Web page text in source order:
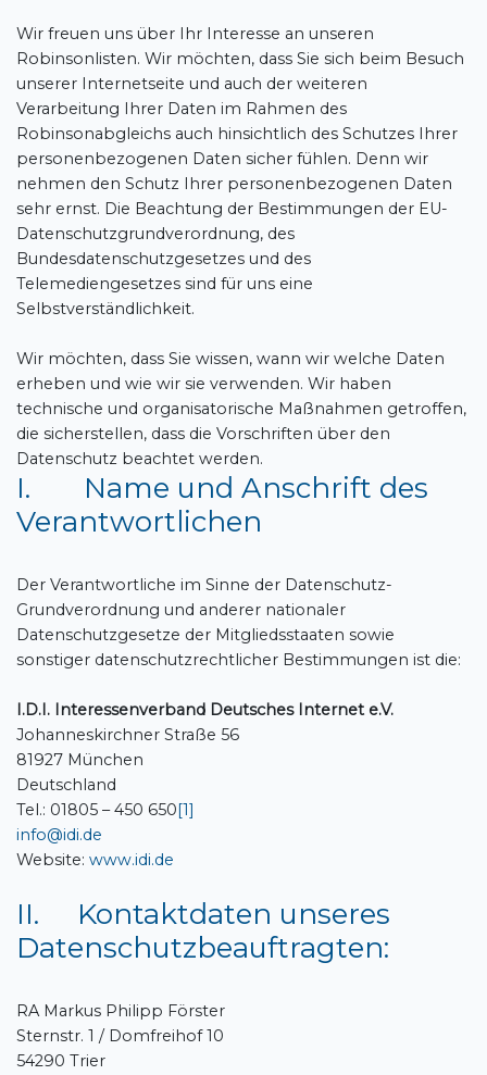
Wir freuen uns über Ihr Interesse an unseren
Robinsonlisten. Wir möchten, dass Sie sich beim Besuch
unserer Internetseite und auch der weiteren
Verarbeitung Ihrer Daten im Rahmen des
Robinsonabgleichs auch hinsichtlich des Schutzes Ihrer
personenbezogenen Daten sicher fühlen. Denn wir
nehmen den Schutz Ihrer personenbezogenen Daten
sehr ernst. Die Beachtung der Bestimmungen der EU-
Datenschutzgrundverordnung, des
Bundesdatenschutzgesetzes und des
Telemediengesetzes sind für uns eine
Selbstverständlichkeit.
Wir möchten, dass Sie wissen, wann wir welche Daten
erheben und wie wir sie verwenden. Wir haben
technische und organisatorische Maßnahmen getroffen,
die sicherstellen, dass die Vorschriften über den
Datenschutz beachtet werden.
I. Name und Anschrift des
Verantwortlichen
Der Verantwortliche im Sinne der Datenschutz-
Grundverordnung und anderer nationaler
Datenschutzgesetze der Mitgliedsstaaten sowie
sonstiger datenschutzrechtlicher Bestimmungen ist die:
I.D.I. Interessenverband Deutsches Internet e.V.
Johanneskirchner Straße 56
81927 München
Deutschland
Tel.: 01805 – 450 650 [1]
info@idi.de
Website: www.idi.de
II. Kontaktdaten unseres
Datenschutzbeauftragten:
RA Markus Philipp Förster
Sternstr. 1 / Domfreihof 10
54290 Trier